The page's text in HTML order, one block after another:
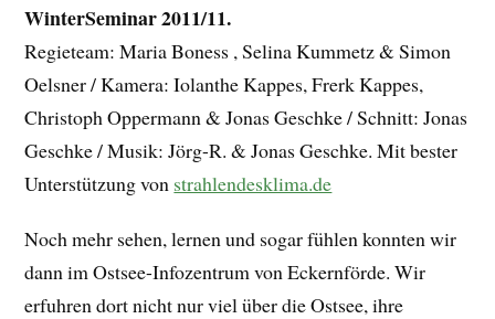
WinterSeminar 2011/11.
Regieteam: Maria Boness , Selina Kummetz & Simon
Oelsner / Kamera: Iolanthe Kappes, Frerk Kappes,
Christoph Oppermann & Jonas Geschke / Schnitt: Jonas
Geschke / Musik: Jörg-R. & Jonas Geschke. Mit bester
Unterstützung von strahlendesklima.de
Noch mehr sehen, lernen und sogar fühlen konnten wir
dann im Ostsee-Infozentrum von Eckernförde. Wir
erfuhren dort nicht nur viel über die Ostsee, ihre